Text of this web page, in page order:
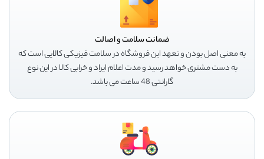
ضمانت سلامت و اصالت
به معنی اصل بودن و تعهد این فروشگاه در سلامت فیزیکی کالایی است که
به دست مشتری خواهد رسید و مدت اعلام ایراد و خرابی کالا در این نوع
گارانتی 48 ساعت می باشد.